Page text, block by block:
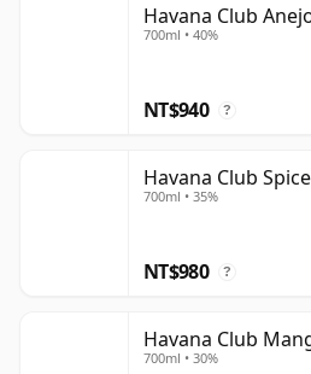
Club 呈現出一種乾爽、多變且個
Havana Club
700ml • 40%
NT$940 ?
Havana Club
700ml • 35%
NT$980 ?
Havana Club
700ml • 30%